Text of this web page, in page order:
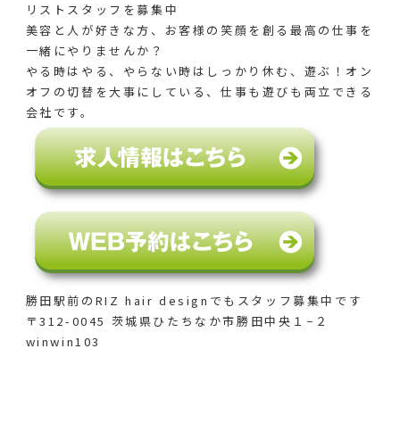
リストスタッフを募集中
美容と人が好きな方、お客様の笑顔を創る最高の仕事を
一緒にやりませんか？
やる時はやる、やらない時はしっかり休む、遊ぶ！オン
オフの切替を大事にしている、仕事も遊びも両立できる
会社です。
勝田駅前のRIZ hair designでも スタッフ募集中です
〒312-0045 茨城県ひたちなか市勝田中央１−２
winwin103